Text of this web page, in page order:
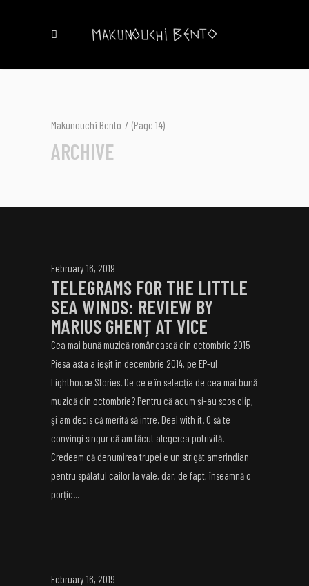
Makunouchi Bento / (Page 14)
ARCHIVE
February 16, 2019
TELEGRAMS FOR THE LITTLE
SEA WINDS: REVIEW BY
MARIUS GHENȚ AT VICE
Cea mai bună muzică românească din octombrie 2015
Piesa asta a ieșit în decembrie 2014, pe EP-ul
Lighthouse Stories. De ce e în selecția de cea mai bună
muzică din octombrie? Pentru că acum și-au scos clip,
și am decis că merită să intre. Deal with it. O să te
convingi singur că am făcut alegerea potrivită.
Credeam că denumirea trupei e un strigăt amerindian
pentru spălatul cailor la vale, dar, de fapt, înseamnă o
porție...
February 16, 2019